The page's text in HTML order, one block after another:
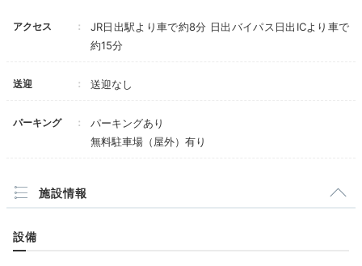
スプラッシュプールGAO① ス
夏期は、屋外のレジャープールで水遊びを楽しめます。
彩にそろう充実の施設。夏期以外は、ゴルフ練習場やテ
yasashii_baikinman
流れるプール、ウォータースライダーなど様々な段階の
アクセス
JR日出駅より車で約8分 日出バイパス日出ICより車で
約15分
送迎 送迎なし
パーキング
パーキングあり
無料駐車場（屋外）有り
施設情報
設備